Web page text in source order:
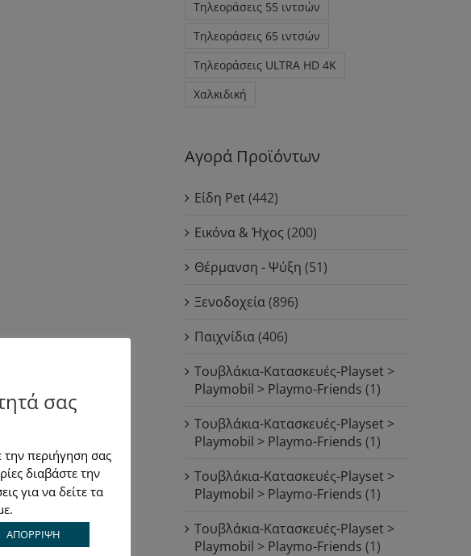
Τηλεοράσεις 55 ιντσών
Τηλεοράσεις 65 ιντσών
Τηλεοράσεις ULTRA HD 4K
Χαλκιδική
Αγορά Προϊόντων
Είδη Pet(442)
Εικόνα & Ήχος (200)
Θέρμανση - Ψύξη (51)
Ξενοδοχεία(896)
Παιχνίδια(406)
Τουβλάκια-Κατασκευές-Playset >
Playmobil > Playmo-Friends (1)
Τουβλάκια-Κατασκευές-Playset >
Playmobil > Playmo-Friends (1)
Τουβλάκια-Κατασκευές-Playset >
Playmobil > Playmo-Friends (1)
Τουβλάκια-Κατασκευές-Playset >
Playmobil > Playmo-Friends (1)
σας
περιήγηση σας
διαβάστε την
για να δείτε τα